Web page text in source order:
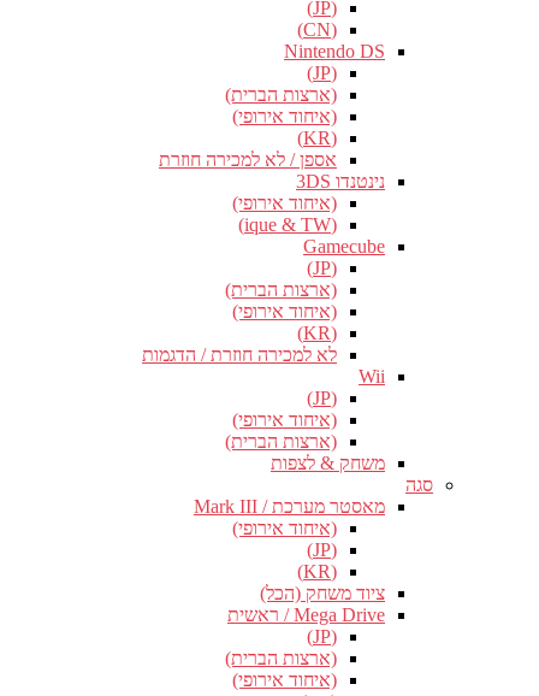
(JP)
(CN)
Nintendo DS
(JP)
(ארצות הברית)
(איחוד אירופי)
(KR)
אספן / לא למכירה חוזרת
נינטנדו 3DS
(איחוד אירופי)
(ique & TW)
Gamecube
(JP)
(ארצות הברית)
(איחוד אירופי)
(KR)
לא למכירה חוזרת / הדגמות
Wii
(JP)
(איחוד אירופי)
(ארצות הברית)
משחק & לצפות
סגה
מאסטר מערכת / Mark III
(איחוד אירופי)
(JP)
(KR)
ציוד משחק (הכל)
Mega Drive / ראשית
(JP)
(ארצות הברית)
(איחוד אירופי)